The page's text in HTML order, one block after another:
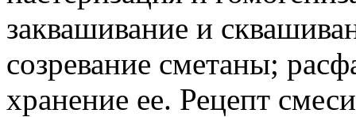
заквашивание и
созревание сметаны;
хранение ее. Рецепт